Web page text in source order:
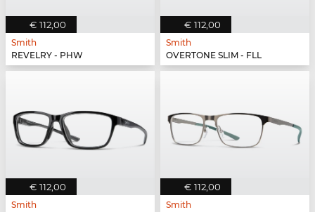
€ 112,00
Smith
REVELRY - PHW
€ 112,00
Smith
OVERTONE SLIM - FLL
€ 112,00
Smith
€ 112,00
Smith